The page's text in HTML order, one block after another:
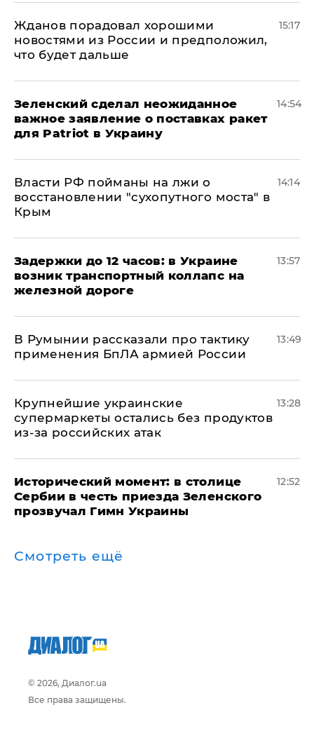
Жданов порадовал хорошими
новостями из России и предположил,
что будет дальше
15:17
Зеленский сделал неожиданное
важное заявление о поставках ракет
для Patriot в Украину
14:54
Власти РФ пойманы на лжи о
восстановлении "сухопутного моста" в
Крым
14:14
Задержки до 12 часов: в Украине
возник транспортный коллапс на
железной дороге
13:57
В Румынии рассказали про тактику
применения БпЛА армией России
13:49
Крупнейшие украинские
супермаркеты остались без продуктов
из-за российских атак
13:28
Исторический момент: в столице
Сербии в честь приезда Зеленского
прозвучал Гимн Украины
12:52
Смотреть ещё
© 2026, Диалог.ua
Все права защищены.